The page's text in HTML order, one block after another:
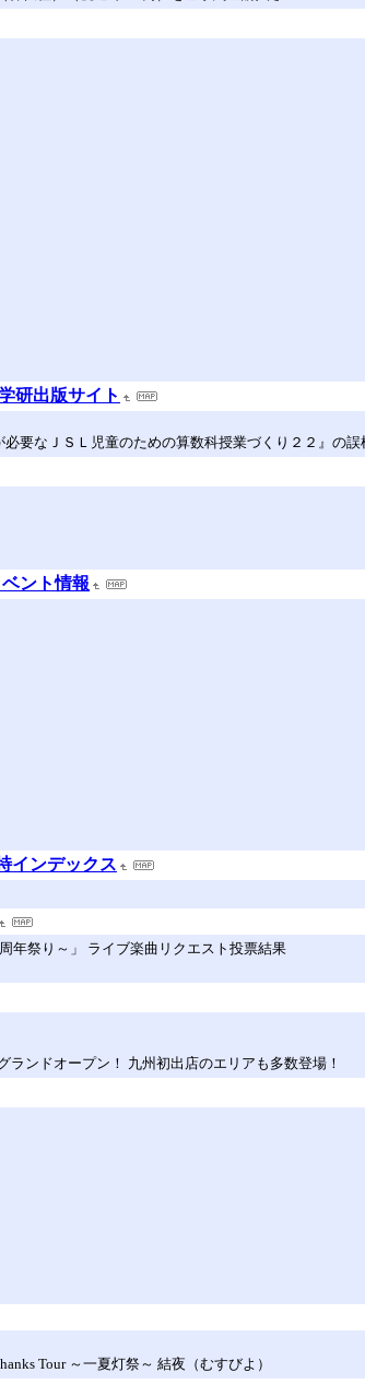
研出版サイト
要なＪＳＬ児童のための算数科授業づくり２２』の
ント情報
インデックス
年祭り～」 ライブ楽曲リクエスト投票結果
ンドオープン！ 九州初出店のエリアも多数登場！
Tour ～一夏灯祭～ 結夜（むすびよ）